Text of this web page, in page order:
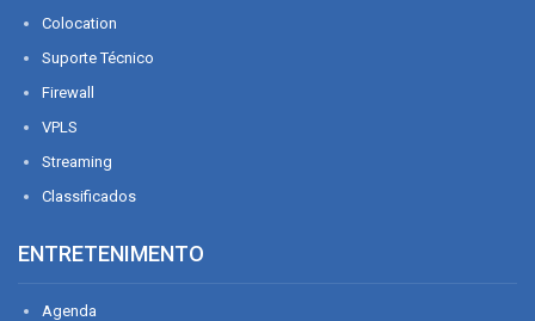
Colocation
Suporte Técnico
Firewall
VPLS
Streaming
Classificados
ENTRETENIMENTO
Agenda